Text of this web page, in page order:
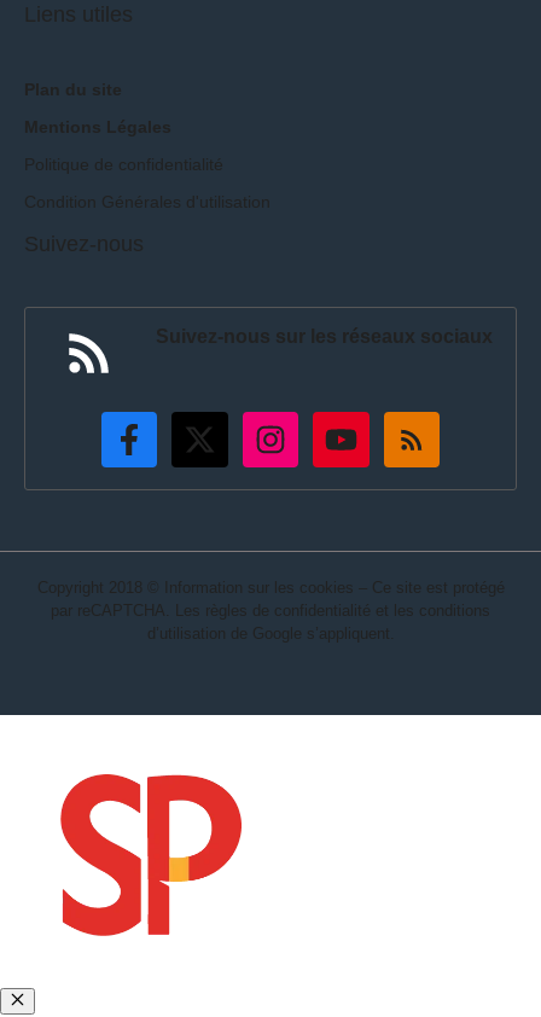
Liens utiles
Plan du site
Mentions Légales
Politique de confidentialité
Condition Générales d'utilisation
Suivez-nous
Suivez-nous sur les réseaux sociaux
Copyright 2018 © Information sur les cookies – Ce site est protégé
par reCAPTCHA. Les règles de confidentialité et les conditions
d’utilisation de Google s’appliquent.